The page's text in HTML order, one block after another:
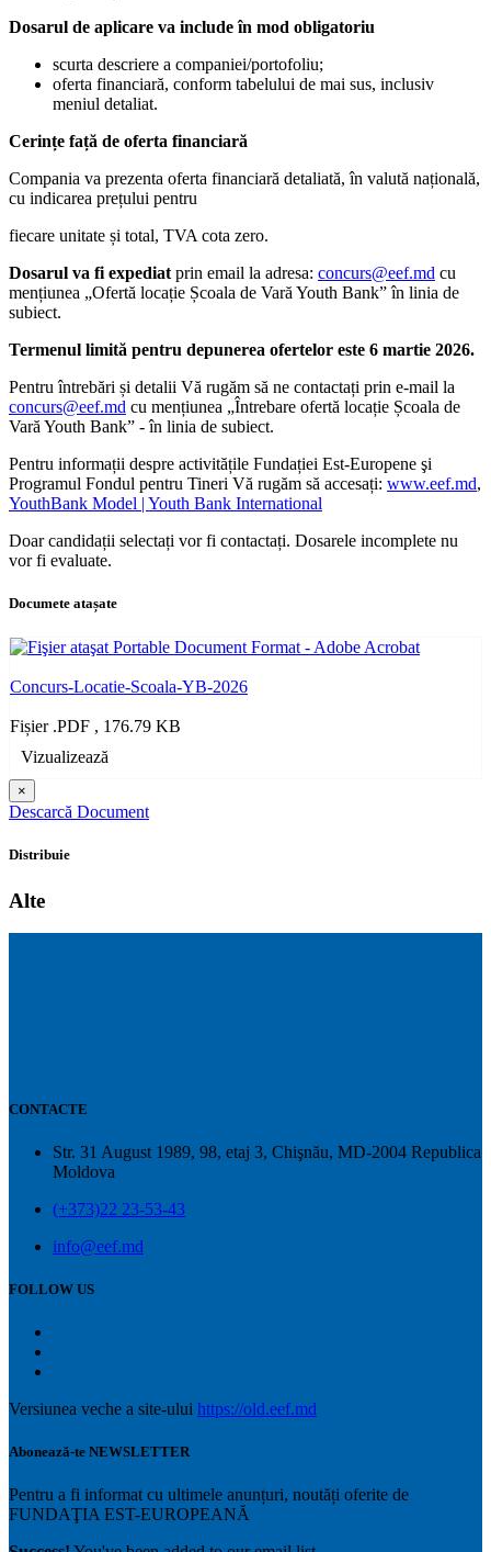
Dosarul de aplicare va include în mod obligatoriu
scurta descriere a companiei/portofoliu;
oferta financiară, conform tabelului de mai sus, inclusiv
meniul detaliat.
Cerințe față de oferta financiară
Compania va prezenta oferta financiară detaliată, în valută națională,
cu indicarea prețului pentru
fiecare unitate și total, TVA cota zero.
Dosarul va fi expediat prin email la adresa: concurs@eef.md cu
mențiunea „Ofertă locație Școala de Vară Youth Bank”în linia de
subiect.
Termenul limită pentru depunerea ofertelor este 6 martie 2026.
Pentru întrebări și detalii Vă rugăm să ne contactați prin e-mail la
concurs@eef.md cu mențiunea „Întrebare ofertă locație Școala de
Vară Youth Bank” - în linia de subiect.
Pentru informații despre activitățile Fundației Est-Europene şi
Programul Fondul pentru Tineri Vă rugăm să accesați: www.eef.md,
YouthBank Model | Youth Bank International
Doar candidații selectați vor fi contactați. Dosarele incomplete nu
vor fi evaluate.
Documete atașate
Concurs-Locatie-Scoala-YB-2026
Fișier .PDF , 176.79 KB
Vizualizează
×
Descarcă Document
Distribuie
Alte
CONTACTE
Str. 31 August 1989, 98, etaj 3, Chişnău, MD-2004 Republica
Moldova
(+373)22 23-53-43
info@eef.md
FOLLOW US
Versiunea veche a site-ului https://old.eef.md
Abonează-te NEWSLETTER
Pentru a fi informat cu ultimele anunțuri, noutăți oferite de
FUNDAŢIA EST-EUROPEANĂ